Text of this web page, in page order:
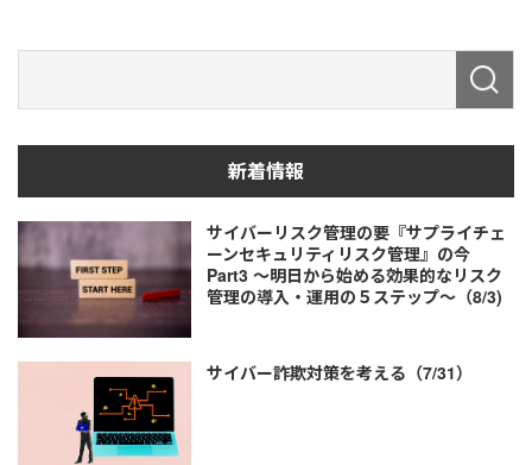
新着情報
サイバーリスク管理の要『サプライチェ
ーンセキュリティリスク管理』の今
Part3 ～明日から始める効果的なリスク
管理の導入・運用の５ステップ～（8/3)
サイバー詐欺対策を考える（7/31）